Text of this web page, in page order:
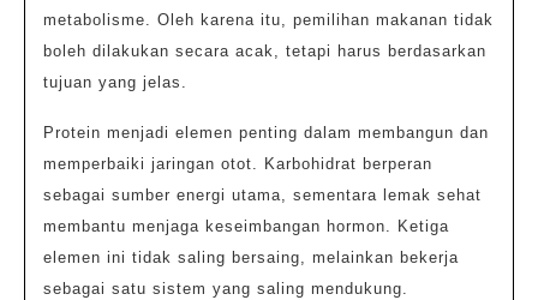
metabolisme. Oleh karena itu, pemilihan makanan tidak
boleh dilakukan secara acak, tetapi harus berdasarkan
tujuan yang jelas.
Protein menjadi elemen penting dalam membangun dan
memperbaiki jaringan otot. Karbohidrat berperan
sebagai sumber energi utama, sementara lemak sehat
membantu menjaga keseimbangan hormon. Ketiga
elemen ini tidak saling bersaing, melainkan bekerja
sebagai satu sistem yang saling mendukung.